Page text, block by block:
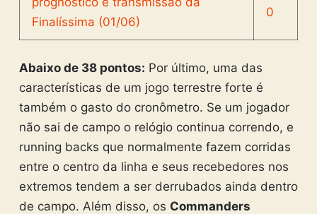
0
Abaixo de 38 pontos: Por último, uma das
características de um jogo terrestre forte é
também o gasto do cronômetro. Se um jogador
não sai de campo o relógio continua correndo, e
running backs que normalmente fazem corridas
entre o centro da linha e seus recebedores nos
extremos tendem a ser derrubados ainda dentro
de campo. Além disso, os Commanders